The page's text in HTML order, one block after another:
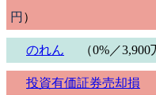
円 ）
のれん （0%／3,900
投資有価証券売却損